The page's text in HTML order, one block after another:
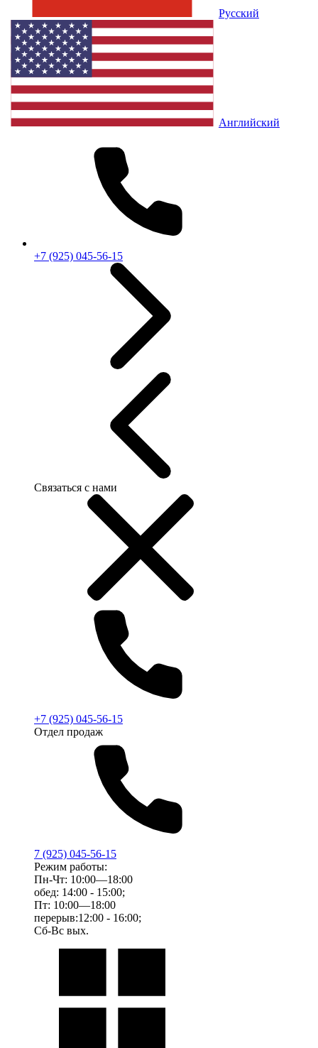
Русский
Английский
+7 (925) 045-56-15
Связаться с нами
+7 (925) 045-56-15
Отдел продаж
7 (925) 045-56-15
Режим работы:
Пн-Чт: 10:00—18:00
обед: 14:00 - 15:00;
Пт: 10:00—18:00
перерыв:12:00 - 16:00;
Сб-Вс вых.